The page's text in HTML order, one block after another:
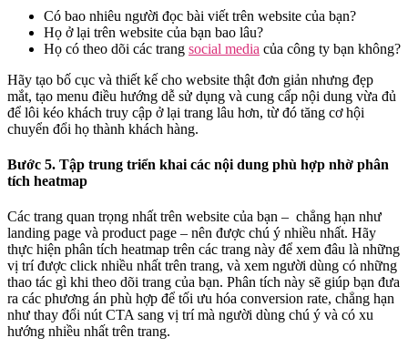
Có bao nhiêu người đọc bài viết trên website của bạn?
Họ ở lại trên website của bạn bao lâu?
Họ có theo dõi các trang social media của công ty bạn không?
Hãy tạo bố cục và thiết kế cho website thật đơn giản nhưng đẹp
mắt, tạo menu điều hướng dễ sử dụng và cung cấp nội dung vừa đủ
để lôi kéo khách truy cập ở lại trang lâu hơn, từ đó tăng cơ hội
chuyển đổi họ thành khách hàng.
Bước 5. Tập trung triển khai các nội dung phù hợp nhờ phân
tích heatmap
Các trang quan trọng nhất trên website của bạn – chẳng hạn như
landing page và product page – nên được chú ý nhiều nhất. Hãy
thực hiện phân tích heatmap trên các trang này để xem đâu là những
vị trí được click nhiều nhất trên trang, và xem người dùng có những
thao tác gì khi theo dõi trang của bạn. Phân tích này sẽ giúp bạn đưa
ra các phương án phù hợp để tối ưu hóa conversion rate, chẳng hạn
như thay đổi nút CTA sang vị trí mà người dùng chú ý và có xu
hướng nhiều nhất trên trang.